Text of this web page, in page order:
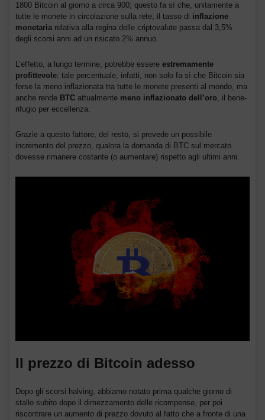
1800 Bitcoin al giorno a circa 900; questo fa sì che, unitamente a
tutte le monete in circolazione sulla rete, il tasso di inflazione
monetaria relativa alla regina delle criptovalute passa dal 3,5%
degli scorsi anni ad un risicato 2% annuo.
L’effetto, a lungo termine, potrebbe essere estremamente
profittevole: tale percentuale, infatti, non solo fa sì che Bitcoin sia
forse la meno inflazionata tra tutte le monete presenti al mondo, ma
anche rende BTC attualmente meno inflazionato dell’oro, il bene-
rifugio per eccellenza.
Grazie a questo fattore, del resto, si prevede un possibile
incremento del prezzo, qualora la domanda di BTC sul mercato
dovesse rimanere costante (o aumentare) rispetto agli ultimi anni.
Il prezzo di Bitcoin adesso
Dopo gli scorsi halving, abbiamo notato prima qualche giorno di
stallo subito dopo il dimezzamento delle ricompense, per poi
riscontrare un aumento di prezzo dovuto al fatto che a fronte di una